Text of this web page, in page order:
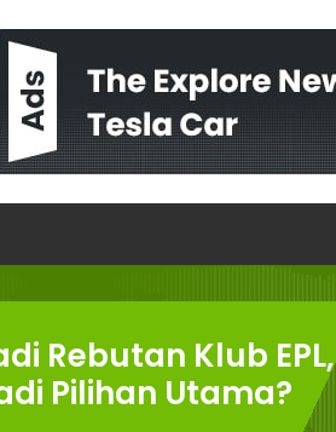
Rebutan Klub EPL,
Pilihan Utama?